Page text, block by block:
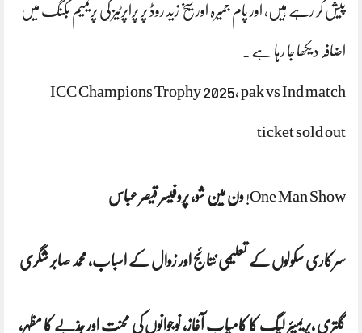
پیش کر رہے ہیں، اور پام جمیرہ اور شیخ زید روڈ پر پراپرٹیز کی پریمیم بکنگ میں
اضافہ دیکھا جا رہا ہے۔
ICC Champions Trophy 2025, pak vs Ind match
ticket sold out
One Man Show! ون مین شو، پروفیسر قیصر عباس
سرکاری سکولوں کے تعلیمی نتائج اور زوال کے اسباب، محمد صابر شگری
گلتری ،پریمیئر لیگ کا کامیاب آغاز، نوجوانوں کی محنت اور جذبے کا مظہر،